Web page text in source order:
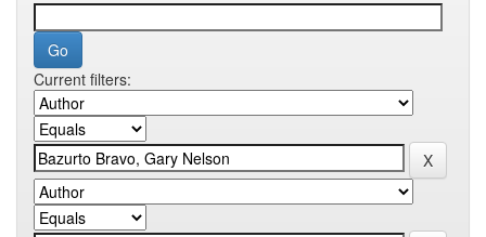
Current filters: